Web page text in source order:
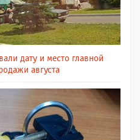
дату и место главной
августа